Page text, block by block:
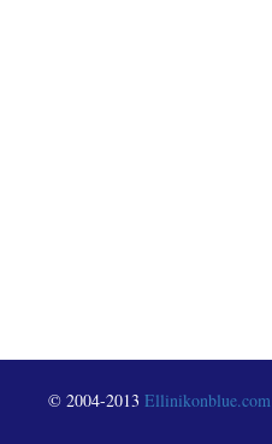
© 2004-2013 Ellinikonblue.com